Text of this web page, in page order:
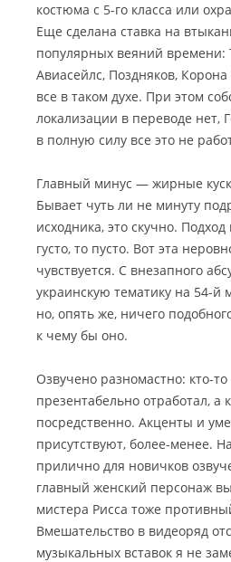
костюма с 5-го класса или
Еще сделана ставка на
популярных веяний
Авиасейлс, Поздняков,
все в таком духе. При этом
локализации в переводе нет,
в полную силу все это не
Главный минус — жирные
Бывает чуть ли не минуту
исходника, это скучно.
густо, то пусто. Вот эта
чувствуется. С внезапного
украинскую тематику на 54-й
но, опять же, ничего
к чему бы оно.
Озвучено разномастно: кто-
презентабельно отработал, а
посредственно. Акценты и
присутствуют, более-менее.
прилично для новичков
главный женский персонаж
мистера Рисса тоже
Вмешательство в видеоряд
музыкальных вставок я не